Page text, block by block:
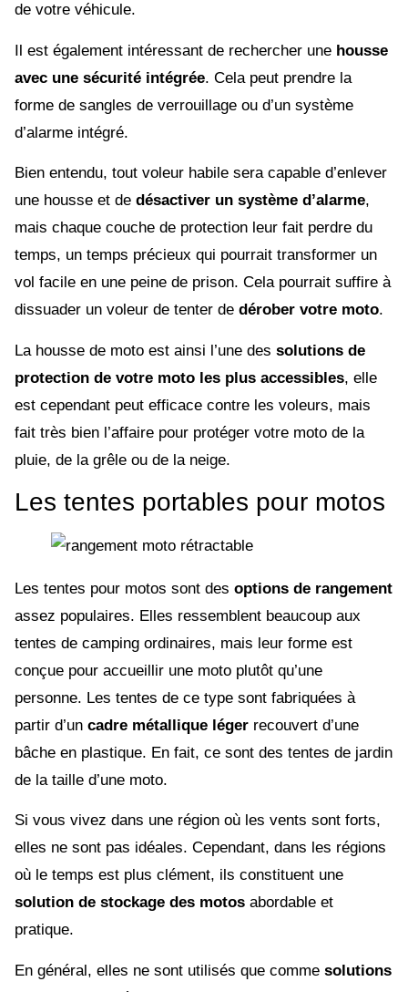
de votre véhicule.
Il est également intéressant de rechercher une housse
avec une sécurité intégrée. Cela peut prendre la
forme de sangles de verrouillage ou d’un système
d’alarme intégré.
Bien entendu, tout voleur habile sera capable d’enlever
une housse et de désactiver un système d’alarme,
mais chaque couche de protection leur fait perdre du
temps, un temps précieux qui pourrait transformer un
vol facile en une peine de prison. Cela pourrait suffire à
dissuader un voleur de tenter de dérober votre moto.
La housse de moto est ainsi l’une des solutions de
protection de votre moto les plus accessibles, elle
est cependant peut efficace contre les voleurs, mais
fait très bien l’affaire pour protéger votre moto de la
pluie, de la grêle ou de la neige.
Les tentes portables pour motos
Les tentes pour motos sont des options de rangement
assez populaires. Elles ressemblent beaucoup aux
tentes de camping ordinaires, mais leur forme est
conçue pour accueillir une moto plutôt qu’une
personne. Les tentes de ce type sont fabriquées à
partir d’un cadre métallique léger recouvert d’une
bâche en plastique. En fait, ce sont des tentes de jardin
de la taille d’une moto.
Si vous vivez dans une région où les vents sont forts,
elles ne sont pas idéales. Cependant, dans les régions
où le temps est plus clément, ils constituent une
solution de stockage des motos abordable et
pratique.
En général, elles ne sont utilisés que comme solutions